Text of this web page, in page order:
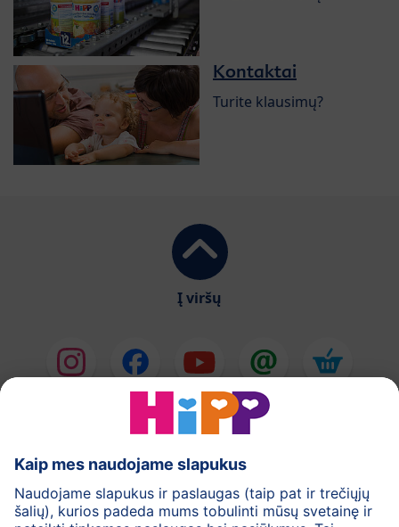
Kontaktai
Turite klausimų?
Į viršų
HiPP Pieno mišiniai
HiPP Kūdikių maistas
Odos priežiūra
Nėštumas
Privatumo politika